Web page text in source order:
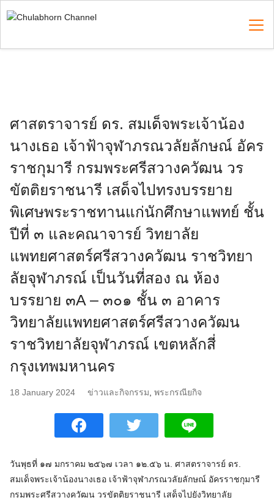
to
ศาสตราจารย์ ดร. สมเด็จพระเจ้าน้อง
นางเธอ เจ้าฟ้าจุฬาภรณวลัยลักษณ์ อัคร
ราชกุมารี กรมพระศรีสวางควัฒน วร
ขัตติยราชนารี เสด็จไปทรงบรรยาย
พิเศษพระราชทานแก่นักศึกษาแพทย์ ชั้น
ปีที่ ๓ และคณาจารย์ วิทยาลัย
แพทยศาสตร์ศรีสวางควัฒน ราชวิทยา
ลัยจุฬาภรณ์ เป็นวันที่สอง ณ ห้อง
บรรยาย ๓A – ๓๐๑ ชั้น ๓ อาคาร
วิทยาลัยแพทยศาสตร์ศรีสวางควัฒน
ราชวิทยาลัยจุฬาภรณ์ เขตหลักสี่
กรุงเทพมหานคร
18 January 2024 ข่าวและกิจกรรม พระกรณียกิจ
วันพุธที่ ๑๗ มกราคม ๒๕๖๗ เวลา ๑๒.๕๖ น. ศาสตราจารย์ ดร.
สมเด็จพระเจ้าน้องนางเธอ เจ้าฟ้าจุฬาภรณวลัยลักษณ์ อัครราชกุมารี
กรมพระศรีสวางควัฒน วรขัตติยราชนารี เสด็จไปยังวิทยาลัย